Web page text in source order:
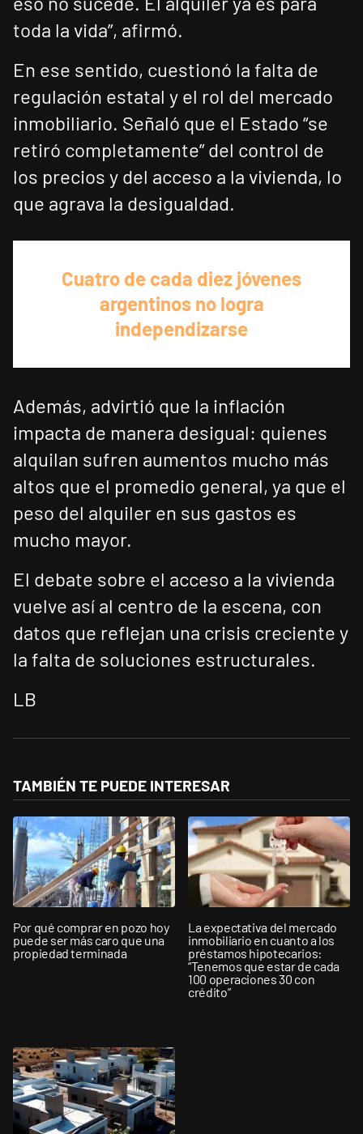
toda la vida”, afirmó.
En ese sentido, cuestionó la falta de
regulación estatal y el rol del mercado
inmobiliario. Señaló que el Estado “se
retiró completamente” del control de
los precios y del acceso a la vivienda, lo
que agrava la desigualdad.
Cuatro de cada diez jóvenes
argentinos no logra
independizarse
Además, advirtió que la inflación
impacta de manera desigual: quienes
alquilan sufren aumentos mucho más
altos que el promedio general, ya que el
peso del alquiler en sus gastos es
mucho mayor.
El debate sobre el acceso a la vivienda
vuelve así al centro de la escena, con
datos que reflejan una crisis creciente y
la falta de soluciones estructurales.
LB
TAMBIÉN TE PUEDE INTERESAR
Por qué comprar en pozo hoy
puede ser más caro que una
propiedad terminada
La expectativa del mercado
inmobiliario en cuanto a los
préstamos hipotecarios:
“Tenemos que estar de cada
100 operaciones 30 con
crédito”